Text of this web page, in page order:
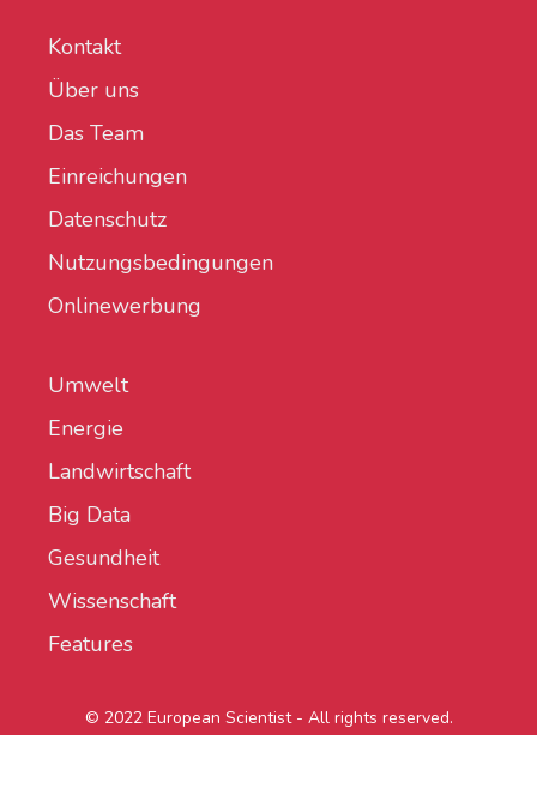
Kontakt
Über uns
Das Team
Einreichungen
Datenschutz
Nutzungsbedingungen
Onlinewerbung
Umwelt
Energie
Landwirtschaft
Big Data
Gesundheit
Wissenschaft
Features
© 2022 European Scientist - All rights reserved.